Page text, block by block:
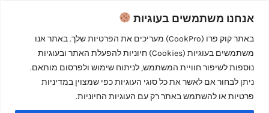
אנחנו משתמשים בעוגיות
באתר קוק פרו (CookPro) מעריכים את הפרטיות שלך. באתר אנו
משתמשים בעוגיות (Cookies) חיוניות להפעלת האתר ובעוגיות
נוספות לשיפור חוויית המשתמש, לניתוח שימוש ולפרסום מותאם.
ניתן לבחור אם לאשר את כל סוגי העוגיות כפי שמצוין במדיניות
פרטיות או להשתמש באתר רק עם העוגיות החיוניות.
Copyright © 2026 קוק פרו - לבשל כמו מקצוענים